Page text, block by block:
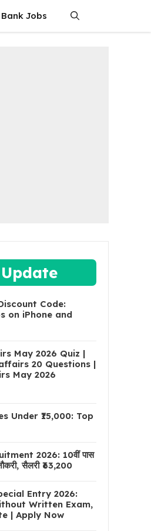
Bank Jobs
Code:
on iPhone and
May 2026 Quiz |
20 Questions |
May 2026
Under ₹15,000: Top
2026: 10वीं पास
सैलरी ₹63,200
Entry 2026:
Written Exam,
| Apply Now